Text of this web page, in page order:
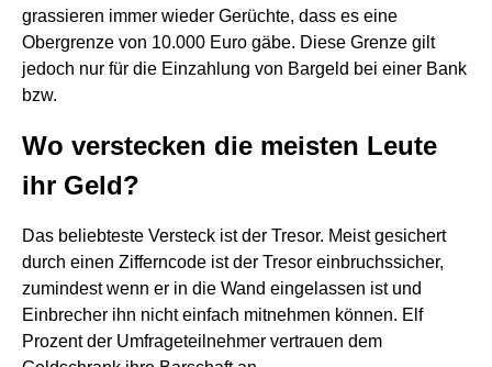
grassieren immer wieder Gerüchte, dass es eine
Obergrenze von 10.000 Euro gäbe. Diese Grenze gilt
jedoch nur für die Einzahlung von Bargeld bei einer Bank
bzw.
Wo verstecken die meisten Leute
ihr Geld?
Das beliebteste Versteck ist der Tresor. Meist gesichert
durch einen Zifferncode ist der Tresor einbruchssicher,
zumindest wenn er in die Wand eingelassen ist und
Einbrecher ihn nicht einfach mitnehmen können. Elf
Prozent der Umfrageteilnehmer vertrauen dem